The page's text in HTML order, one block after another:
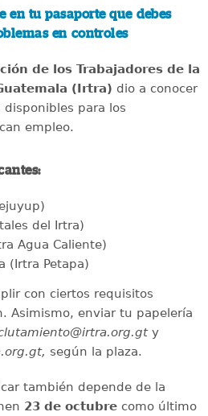
en tu pasaporte que debes
en controles
de los Trabajadores de la
(Irtra) dio a conocer
para los
empleo.
del Irtra)
Agua Caliente)
(Irtra Petapa)
con ciertos requisitos
Asimismo, enviar tu papelería
y
según la plaza.
también depende de la
23 de octubrecomo último